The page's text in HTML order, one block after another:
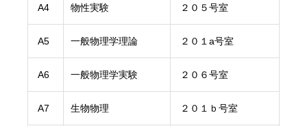
A4 物性実験 ２０５号室
A5 一般物理学理論 ２０１a号室
A6 一般物理学実験 ２０６号室
A7 生物物理 ２０１ｂ号室